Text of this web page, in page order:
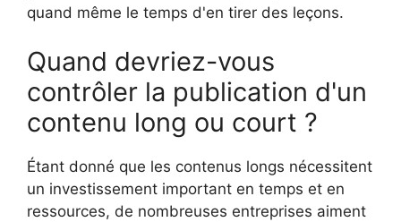
quand même le temps d'en tirer des leçons.
Quand devriez-vous
contrôler la publication d'un
contenu long ou court ?
Étant donné que les contenus longs nécessitent
un investissement important en temps et en
ressources, de nombreuses entreprises aiment